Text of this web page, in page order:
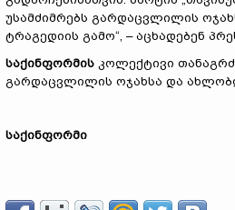
უსამძიმრებს გარდაცვლილის
ტრაგედიის გამო“, – აცხადებენ
საქინფორმის კოლექტივი
გარდაცვლილის ოჯახსა და
საქინფორმი